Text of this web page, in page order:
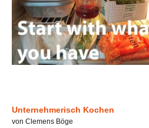
Unternehmerisch Kochen
von Clemens Böge